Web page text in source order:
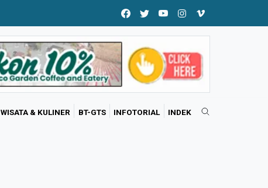
WISATA & KULINER BT-GTS INFOTORIAL INDEK